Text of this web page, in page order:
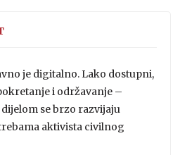
je digitalno. Lako dostupni,
i održavanje –
se brzo razvijaju
aktivista civilnog